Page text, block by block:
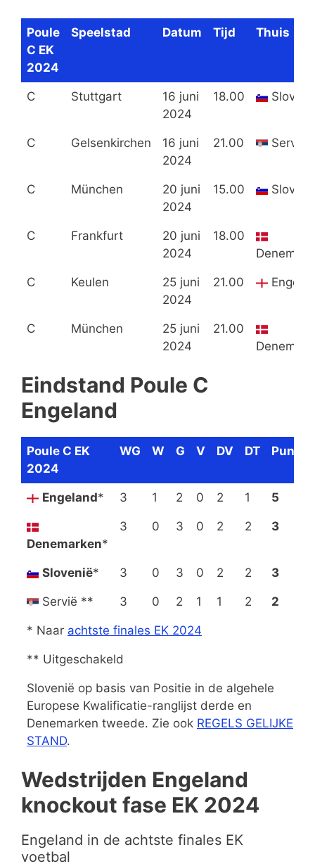
Poule
C EK
2024
Speelstad Datum Tijd Thuis
C Stuttgart
16 juni
2024
18.00
C Gelsenkirchen
16 juni
2024
21.00 Servië
C München
20 juni
2024
15.00
C Frankfurt
20 juni
2024
18.00
C Keulen
25 juni
2024
21.00
C München
25 juni
2024
21.00
Eindstand Poule C
Engeland
Poule C EK
2024
WG W G V DV DT Punten
Engeland* 3 1 2 0 2 1 5
Denemarken*
3 0 3 0 2 2 3
Slovenië* 3 0 3 0 2 2 3
Servië ** 3 0 2 1 1 2 2
* Naar achtste finales EK 2024
** Uitgeschakeld
Slovenië op basis van Positie in de algehele
Europese Kwalificatie-ranglijst derde en
Denemarken tweede. Zie ook REGELS GELIJKE
STAND.
Wedstrijden Engeland
knockout fase EK 2024
Engeland in de achtste finales EK
voetbal